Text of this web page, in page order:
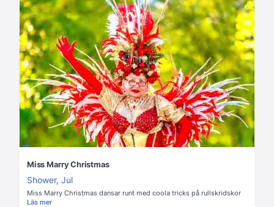
Miss Marry Christmas
Shower, Jul
Miss Marry Christmas dansar runt med coola tricks på rullskridskor
Läs mer